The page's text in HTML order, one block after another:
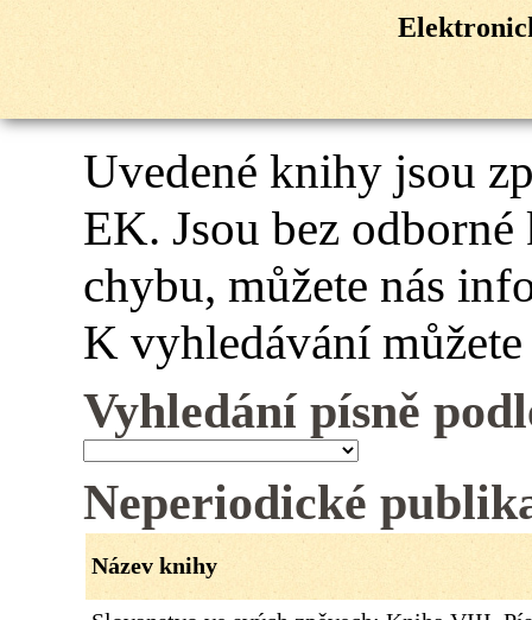
Uvedené knihy jsou
EK. Jsou bez
chybu, můžete nás
K vyhledávání
Vyhledání písně
Neperiodické
Název knihy